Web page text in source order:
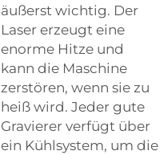
äußerst wichtig. Der
Laser erzeugt eine
enorme Hitze und
kann die Maschine
zerstören, wenn sie zu
heiß wird. Jeder gute
Gravierer verfügt über
ein Kühlsystem, um die